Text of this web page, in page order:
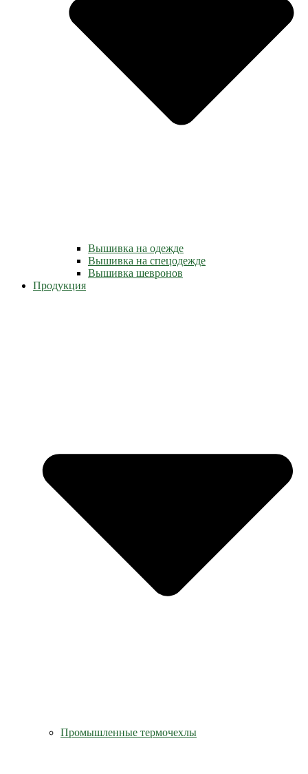
Вышивка на одежде
Вышивка на спецодежде
Вышивка шевронов
Продукция
Промышленные термочехлы